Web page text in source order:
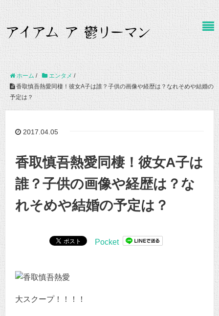
ホーム / エンタメ /
香取慎吾熱愛同棲！彼女A子は誰？子供の画像や経歴は？なれそめや結婚の
予定は？
2017.04.05
香取慎吾熱愛同棲！彼女A子は
誰？子供の画像や経歴は？な
れそめや結婚の予定は？
Pocket
大スクープ！！！！